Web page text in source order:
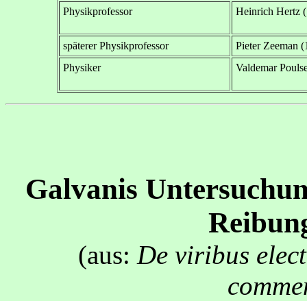
Physikprofessor
Heinrich Hertz
späterer Physikprofessor
Pieter Zeeman
Physiker
Valdemar
Galvanis
(aus: De viribus